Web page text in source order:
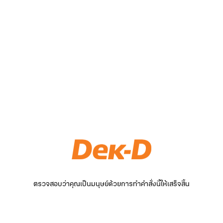
ตรวจสอบว่าคุณเป็นมนุษย์ด้วยการทำคำสั่งนี้ให้เสร็จสิ้น